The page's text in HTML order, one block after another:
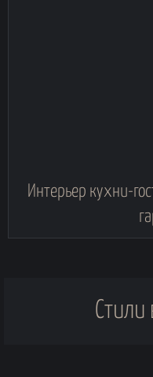
Интерьер кухни-
Стили